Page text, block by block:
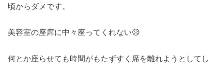
頃からダメです。
美容室の座席に中々座ってくれない😥
何とか座らせても時間がもたずすく席を離れようとしてし